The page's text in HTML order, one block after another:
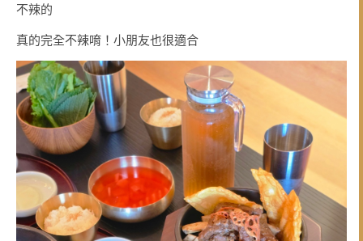
不辣的
真的完全不辣唷！小朋友也很適合